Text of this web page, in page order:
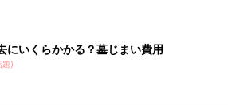
にいくらかかる？墓じまい費用
題)